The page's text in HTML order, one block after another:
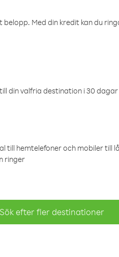
Med din kredit kan du
din valfria destination i 30 dagar
hemtelefoner och mobiler till
ringer
Sök efter fler destinationer